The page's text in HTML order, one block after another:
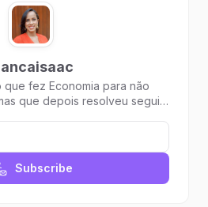
fez Economia para não
que depois resolveu seguir
Trainer e Pilates. Por aqui
saúde e maternidade.
Subscribe